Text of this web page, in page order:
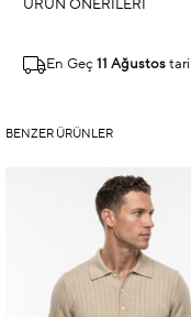
ÜRÜN ÖNERILERI
En Geç 11 Ağustos
BENZER ÜRÜNLER